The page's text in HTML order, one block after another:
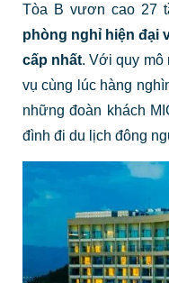
Tòa B vươn cao 27
phòng nghỉ hiện đại
cấp nhất. Với quy mô
vụ cùng lúc hàng
những đoàn khách
đình đi du lịch đông